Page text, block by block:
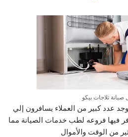
صيانة ثلاجات بيكو
عدد كبير من العملاء يسافرون إلي
فيها فروعه لطب خدمات الصيانة مما
من الوقت والأموال